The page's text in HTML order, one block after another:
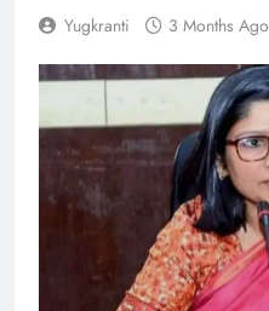
Yugkranti 3 Months Ago